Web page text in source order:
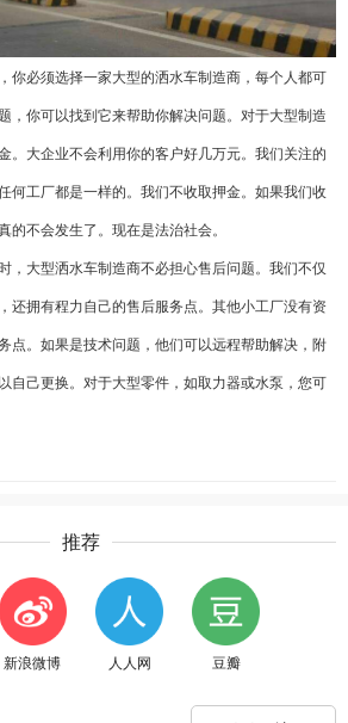
你必须选择一家大型的洒水车制造商，每个人都可
，你可以找到它来帮助你解决问题。对于大型制造
。大企业不会利用你的客户好几万元。我们关注的
何工厂都是一样的。我们不收取押金。如果我们收
的不会发生了。现在是法治社会。
，大型洒水车制造商不必担心售后问题。我们不仅
还拥有程力自己的售后服务点。其他小工厂没有资
点。如果是技术问题，他们可以远程帮助解决，附
自己更换。对于大型零件，如取力器或水泵，您可
推荐
新浪微博 人人网 豆瓣